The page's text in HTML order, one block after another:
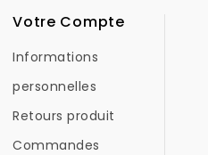
Votre Compte
Informations
personnelles
Retours produit
Commandes